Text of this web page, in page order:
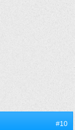
#10